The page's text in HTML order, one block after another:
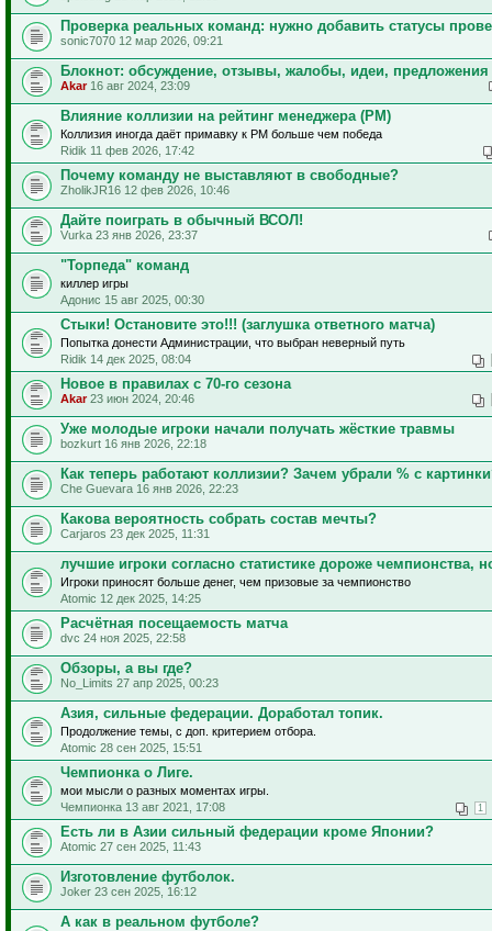
Проверка реальных команд: нужно добавить статусы
sonic7070 12 мар 2026, 09:21
Блокнот: обсуждение, отзывы, жалобы, идеи, предложения
Akar16 авг 2024, 23:09
Влияние коллизии на рейтинг менеджера (РМ)
Коллизия иногда даёт примавку к РМ больше чем победа
Ridik 11 фев 2026, 17:42
Почему команду не выставляют в свободные?
ZholikJR16 12 фев 2026, 10:46
Дайте поиграть в обычный ВСОЛ!
Vurka 23 янв 2026, 23:37
"Торпеда" команд
киллер игры
Адонис 15 авг 2025, 00:30
Стыки! Остановите это!!! (заглушка ответного матча)
Попытка донести Администрации, что выбран неверный путь
Ridik 14 дек 2025, 08:04
Новое в правилах с 70-го сезона
Akar23 июн 2024, 20:46
Уже молодые игроки начали получать жёсткие травмы
bozkurt 16 янв 2026, 22:18
Как теперь работают коллизии? Зачем убрали % с
Che Guevara 16 янв 2026, 22:23
Какова вероятность собрать состав мечты?
Carjaros 23 дек 2025, 11:31
лучшие игроки согласно статистике дороже чемпионства,
Игроки приносят больше денег, чем призовые за чемпионство
Atomic 12 дек 2025, 14:25
Расчётная посещаемость матча
dvc 24 ноя 2025, 22:58
Обзоры, а вы где?
No_Limits 27 апр 2025, 00:23
Азия, сильные федерации. Доработал топик.
Продолжение темы, с доп. критерием отбора.
Atomic 28 сен 2025, 15:51
Чемпионка о Лиге.
мои мысли о разных моментах игры.
1
Чемпионка 13 авг 2021, 17:08
Есть ли в Азии сильный федерации кроме Японии?
Atomic 27 сен 2025, 11:43
Изготовление футболок.
Joker 23 сен 2025, 16:12
А как в реальном футболе?